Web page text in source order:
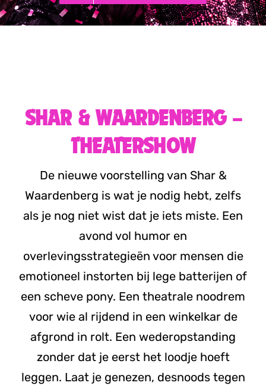
SHAR & WAARDENBERG –
THEATERSHOW
De nieuwe voorstelling van Shar &
Waardenberg is wat je nodig hebt, zelfs
als je nog niet wist dat je iets miste. Een
avond vol humor en
overlevingsstrategieën voor mensen die
emotioneel instorten bij lege batterijen of
een scheve pony. Een theatrale noodrem
voor wie al rijdend in een winkelkar de
afgrond in rolt. Een wederopstanding
zonder dat je eerst het loodje hoeft
leggen. Laat je genezen, desnoods tegen